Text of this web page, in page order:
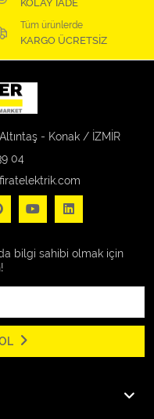
KOLAY İADE
Tüm ürünlerde
KARGO ÜCRETSİZ
- Konak / İZMİR
04
bilgi sahibi olmak için